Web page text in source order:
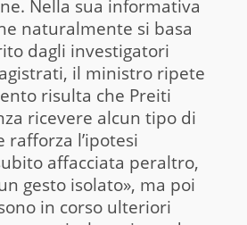
Nella sua informativa
naturalmente si basa
dagli investigatori
il ministro ripete
risulta che Preiti
ricevere alcun tipo di
rafforza l’ipotesi
affacciata peraltro,
gesto isolato», ma poi
in corso ulteriori